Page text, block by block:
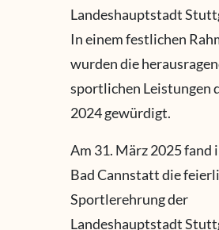
Landeshauptstadt
In einem festlichen
wurden die
sportlichen Leistungen
2024 gewürdigt.
Am 31. März 2025 fand
Bad Cannstatt die
Sportlerehrung der
Landeshauptstadt